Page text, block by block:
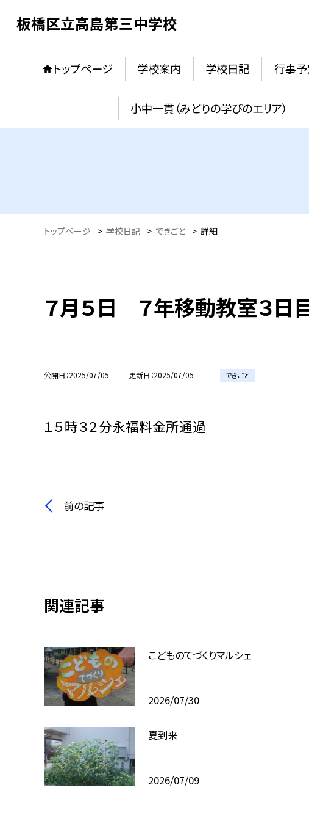
板橋区立高島第三中学校
トップページ 学校案内 学校日記 行事
小中一貫（みどりの学びのエリア）
トップページ > 学校日記 > できごと > 詳細
７月５日 ７年移動教室３日
公開日 2025/07/05 更新日 2025/07/05 できごと
１５時３２分永福料金所通過
前の記事
関連記事
こどものてづくりマルシェ
2026/07/30
夏到来
2026/07/09